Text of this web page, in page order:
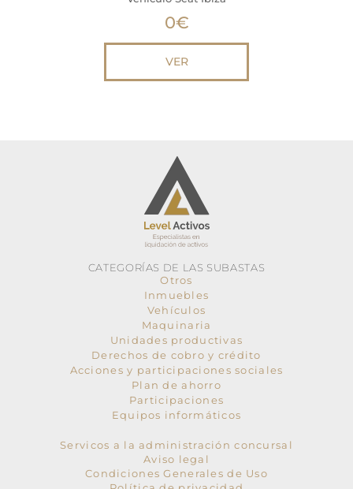
0€
VER
CATEGORÍAS DE LAS SUBASTAS
Otros
Inmuebles
Vehículos
Maquinaria
Unidades productivas
Derechos de cobro y crédito
Acciones y participaciones sociales
Plan de ahorro
Participaciones
Equipos informáticos
Servicos a la administración concursal
Aviso legal
Condiciones Generales de Uso